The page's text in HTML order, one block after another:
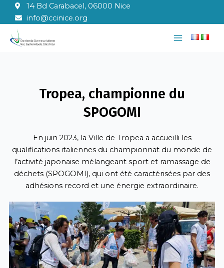
contenu
14 Bd Carabacel, 06000 Nice
info@ccinice.org
Main
Tropea, championne du
SPOGOMI
En juin 2023, la Ville de Tropea a accueilli les
qualifications italiennes du championnat du monde de
l’activité japonaise mélangeant sport et ramassage de
déchets (SPOGOMI), qui ont été caractérisées par des
adhésions record et une énergie extraordinaire.